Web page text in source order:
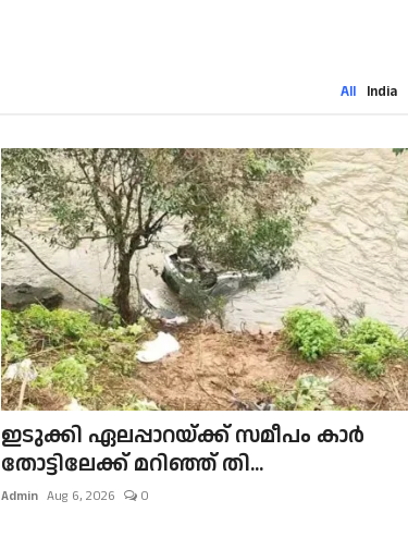
All India
ഇടുക്കി ഏലപ്പാറയ്ക്ക് സമീപം കാർ
തോട്ടിലേക്ക് മറിഞ്ഞ് തി...
Admin Aug 6, 2026 0